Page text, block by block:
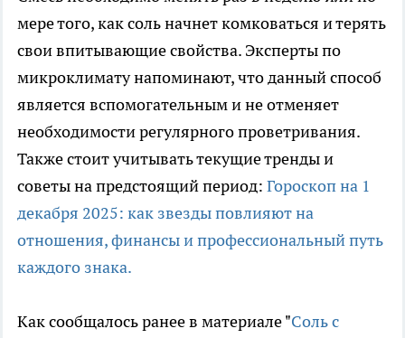
мере того, как соль начнет комковаться и терять
свои впитывающие свойства. Эксперты по
микроклимату напоминают, что данный способ
является вспомогательным и не отменяет
необходимости регулярного проветривания.
Также стоит учитывать текущие тренды и
советы на предстоящий период: Гороскоп на 1
декабря 2025: как звезды повлияют на
отношения, финансы и профессиональный путь
каждого знака.
Как сообщалось ранее в материале "Соль с